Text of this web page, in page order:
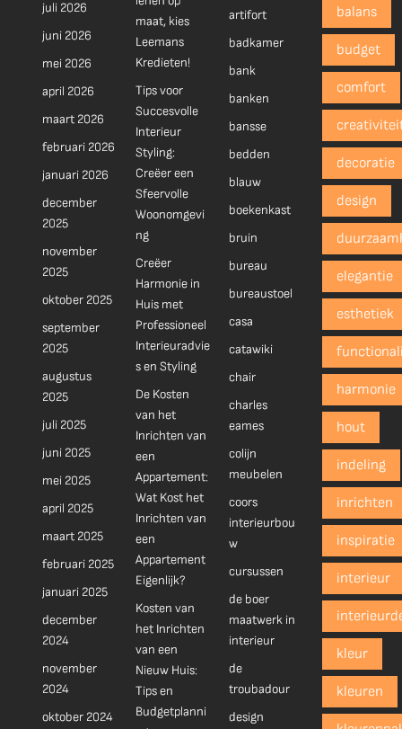
juli 2026
juni 2026
mei 2026
april 2026
maart 2026
februari 2026
januari 2026
december
2025
november
2025
oktober 2025
september
2025
augustus
2025
juli 2025
juni 2025
mei 2025
april 2025
maart 2025
februari 2025
januari 2025
december
2024
november
2024
oktober 2024
maat, kies
Leemans
Kredieten!
Tips voor
Succesvolle
Interieur
Styling:
Creëer een
Sfeervolle
Woonomgevi
ng
Creëer
Harmonie in
Huis met
Professioneel
Interieuradvie
s en Styling
De Kosten
van het
Inrichten van
een
Appartement:
Wat Kost het
Inrichten van
een
Appartement
Eigenlijk?
Kosten van
het Inrichten
van een
Nieuw Huis:
Tips en
Budgetplanni
artifort
badkamer
bank
banken
bansse
bedden
blauw
boekenkast
bruin
bureau
bureaustoel
casa
catawiki
chair
charles
eames
colijn
meubelen
coors
interieurbou
w
cursussen
de boer
maatwerk in
interieur
de
troubadour
design
balans
budget
comfort
decoratie
design
elegantie
esthetiek
harmonie
hout
indeling
inrichten
inspiratie
interieur
kleur
kleuren